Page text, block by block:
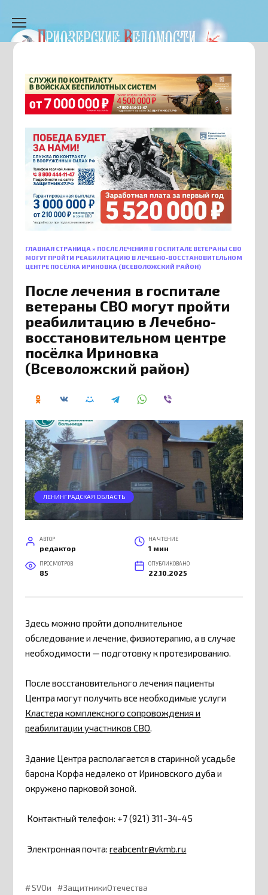
содержанию
ГЛАВНАЯ СТРАНИЦА » ПОСЛЕ ЛЕЧЕНИЯ В ГОСПИТАЛЕ ВЕТЕРАНЫ СВО
МОГУТ ПРОЙТИ РЕАБИЛИТАЦИЮ В ЛЕЧЕБНО-ВОССТАНОВИТЕЛЬНОМ
ЦЕНТРЕ ПОСЁЛКА ИРИНОВКА (ВСЕВОЛОЖСКИЙ РАЙОН)
После лечения в госпитале
ветераны СВО могут пройти
реабилитацию в Лечебно-
восстановительном центре
посёлка Ириновка
(Всеволожский район)
ЛЕНИНГРАДСКАЯ ОБЛАСТЬ
АВТОР
редактор
НА ЧТЕНИЕ
1 мин
ПРОСМОТРОВ
85
ОПУБЛИКОВАНО
22.10.2025
Здесь можно пройти дополнительное
обследование и лечение, физиотерапию, а в случае
необходимости — подготовку к протезированию.
После восстановительного лечения пациенты
Центра могут получить все необходимые услуги
Кластера комплексного сопровождения и
реабилитации участников СВО.
Здание Центра располагается в старинной усадьбе
барона Корфа недалеко от Ириновского дуба и
окружено парковой зоной.
Контактный телефон: +7 (921) 311-34-45
Электронная почта:reabcentr@vkmb.ru
SVOи
ЗащитникиОтечества